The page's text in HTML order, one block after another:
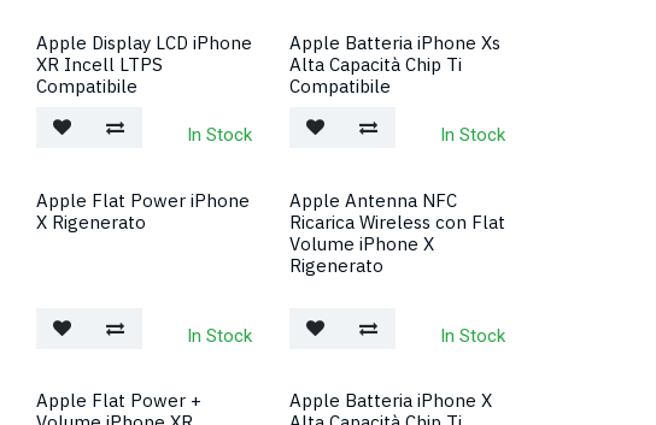
Apple Display LCD iPhone
XR Incell LTPS
Compatibile
In Stock
Apple Batteria iPhone Xs
Alta Capacità Chip Ti
Compatibile
In Stock
Apple Flat Power iPhone
X Rigenerato
In Stock
Apple Antenna NFC
Ricarica Wireless con Flat
Volume iPhone X
Rigenerato
In Stock
Apple Flat Power +
Apple Batteria iPhone X